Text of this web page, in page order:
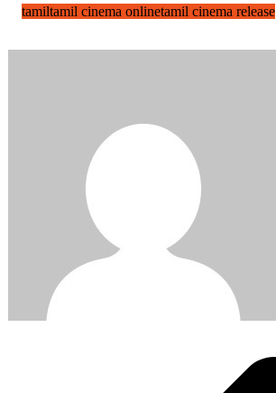
tamiltamil cinema onlinetamil cinema release